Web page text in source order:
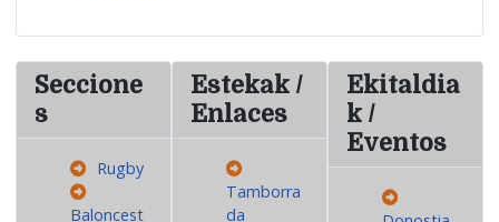
Seccione
s
Rugby
Baloncest
Estekak /
Enlaces
Tamborra
da
Ekitaldia
k /
Eventos